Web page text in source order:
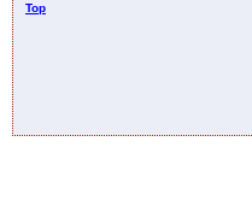
Top